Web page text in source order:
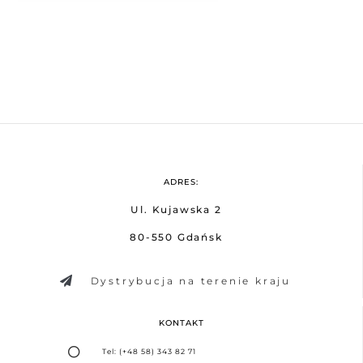
ADRES:
Ul. Kujawska 2
80-550 Gdańsk
Dystrybucja na terenie kraju
KONTAKT
Tel: (+48 58) 343 82 71